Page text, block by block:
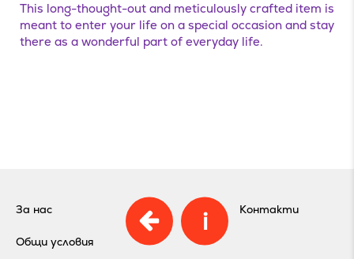
i
This long-thought-out and meticulously crafted item is
meant to enter your life on a special occasion and stay
there as a wonderful part of everyday life.
За нас
Общи условия
Контакти